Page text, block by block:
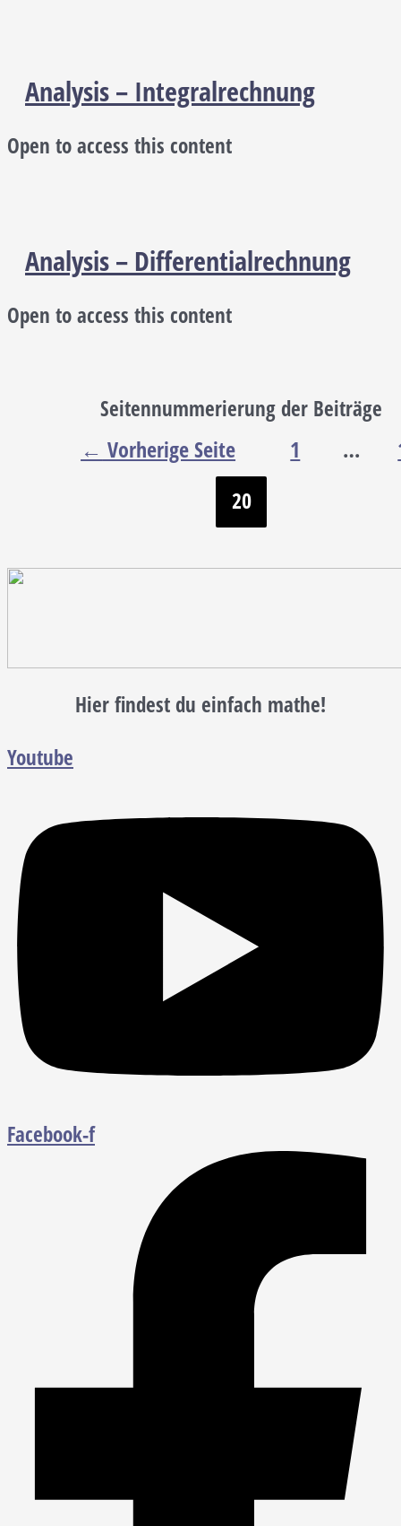
Analysis – Integralrechnung
Open to access this content
Analysis – Differentialrechnung
Open to access this content
Seitennummerierung der Beiträge
← Vorherige Seite 1 …
20
Hier findest du einfach mathe!
Youtube
Facebook-f